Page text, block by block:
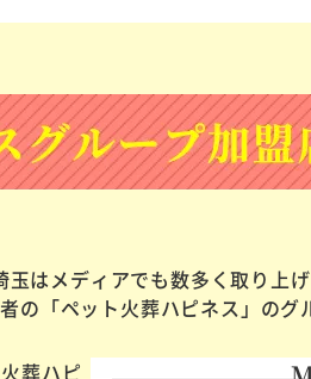
はメディアでも数多く取り上げ
の「ペット火葬ハピネス」のグ